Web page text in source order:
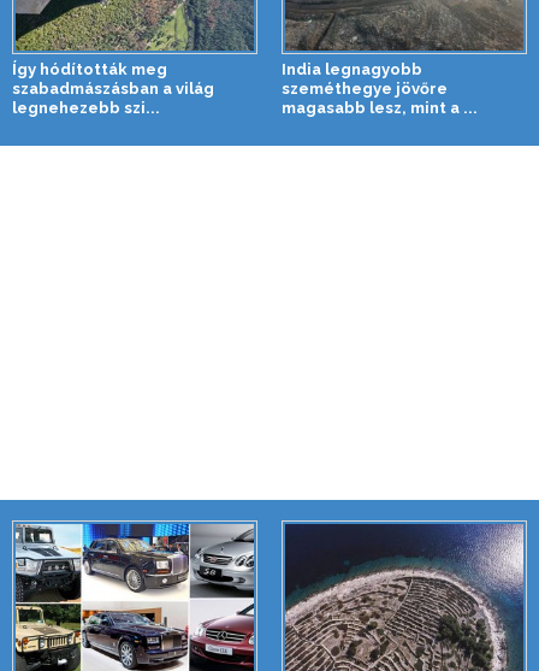
Így hódították meg
szabadmászásban a világ
legnehezebb szi...
India legnagyobb
szeméthegye jövőre
magasabb lesz, mint a ...